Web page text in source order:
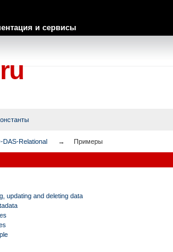
и сервисы
DAS-Relational Примеры
updating and deleting data